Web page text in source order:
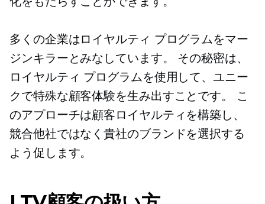
多くの企業はロイヤルティ プログラムをマー
ジンキラーとみなしています。 その秘密は、
ロイヤルティ プログラムを使用して、ユニー
クで特殊な顧客体験を生み出すことです。 こ
のアプローチは顧客ロイヤルティを構築し、
競合他社ではなく貴社のブランドを選択する
よう促します。